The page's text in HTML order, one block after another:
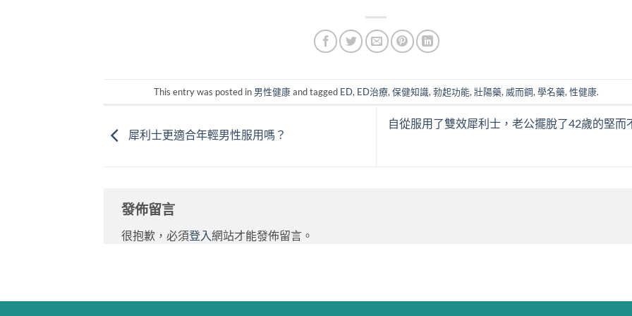
This entry was posted in 男性健康and tagged ED, ED治療, 保健知識, 勃起功能, 壯陽藥, 威而鋼, 學名藥, 性健康.
犀利士更適合年輕男性服用嗎？
自從服用了雙效犀利士，老公擺脫了42歲的堅而
發佈留言
很抱歉，必須登入網站才能發佈留言。